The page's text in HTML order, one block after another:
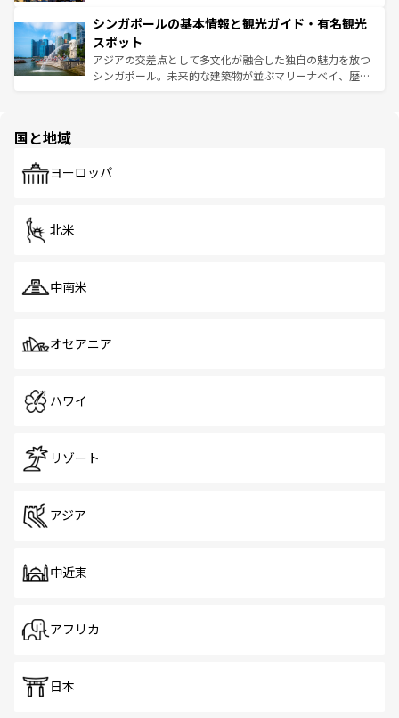
参照してほしい。
激する。気候は一年中温暖で、どの季節にも異なる楽しみ
が待っている。親しみやすいタイの人々、仏教を中心とし
た文化、そして多様な観光資源が、訪れる旅人を魅了し続
ける。 なお、新着のタイ情報はコンテンツ一覧を参照して
み、どこを訪れても感動するはず。観光スポットが密集し
ており、効率よく見どころを回れるのも魅力。息をのむよ
うな絶景から文化的な体験まで、香港を存分に楽しみ尽く
そう。 なお、新着の香港情報はコンテンツ一覧を参照して
シンガポールの基本情報と観光ガイド・有名観光
スポット
アジアの交差点として多文化が融合した独自の魅力を放つ
シンガポール。未来的な建築物が並ぶマリーナベイ、歴史
で、ホーカーズは地元の風情を楽しめる外せないスポット
国と地域
ヨーロッパ
北米
中南米
オセアニア
ハワイ
リゾート
アジア
中近東
アフリカ
日本